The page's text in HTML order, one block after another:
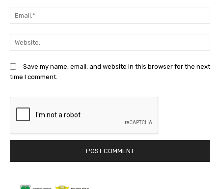
Save my name, email, and website in this browser for the next
time I comment.